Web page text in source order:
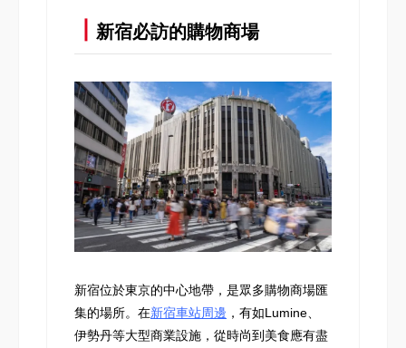
新宿必訪的購物商場
新宿位於東京的中心地帶，是眾多購物商場匯
集的場所。在新宿車站周邊 ，有如Lumine、
伊勢丹等大型商業設施，從時尚到美食應有盡